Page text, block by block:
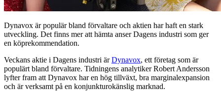
Dynavox är populär bland förvaltare och aktien har haft en stark
utveckling. Det finns mer att hämta anser Dagens industri som ger
en köprekommendation.
Veckans aktie i Dagens industri ärDynavox, ett företag som är
populärt bland förvaltare. Tidningens analytiker Robert Andersson
lyfter fram att Dynavox har en hög tillväxt, bra marginalexpansion
och är verksamt på en konjunkturokänslig marknad.